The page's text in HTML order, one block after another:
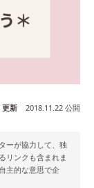
更新 2018.11.22 公開
ーが協力して、独
リンクも含まれま
主的な意思で企